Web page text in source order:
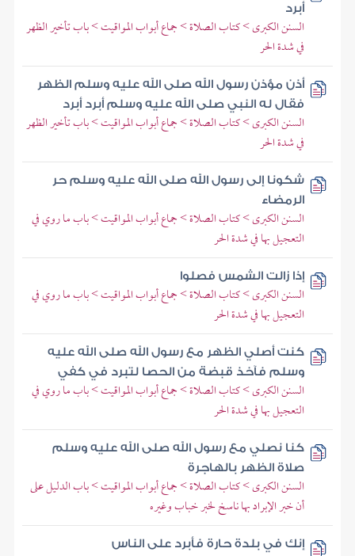
أبرد
السنن الكبرى > كتاب الصلاة > جماع أبواب المواقيت > باب تأخير الظهر
في شدة الحر
أذن مؤذن رسول الله صلى الله عليه وسلم الظهر
فقال له النبي صلى الله عليه وسلم أبرد أبرد
السنن الكبرى > كتاب الصلاة > جماع أبواب المواقيت > باب تأخير الظهر
في شدة الحر
شكونا إلى رسول الله صلى الله عليه وسلم حر
الرمضاء
السنن الكبرى > كتاب الصلاة > جماع أبواب المواقيت > باب ما روي في
التعجيل بها في شدة الحر
إذا زالت الشمس فصلوا
السنن الكبرى > كتاب الصلاة > جماع أبواب المواقيت > باب ما روي في
التعجيل بها في شدة الحر
كنت أصلي الظهر مع رسول الله صلى الله عليه
وسلم فآخذ قبضة من الحصا لتبرد في كفي
السنن الكبرى > كتاب الصلاة > جماع أبواب المواقيت > باب ما روي في
التعجيل بها في شدة الحر
كنا نصلي مع رسول الله صلى الله عليه وسلم
صلاة الظهر بالهاجرة
السنن الكبرى > كتاب الصلاة > جماع أبواب المواقيت > باب الدليل على
أن خبر الإبراد بها ناسخ لخبر خباب وغيره
إنك في بلدة حارة فأبرد على الناس